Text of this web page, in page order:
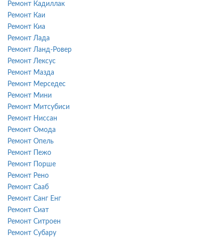
Ремонт Кадиллак
Ремонт Каи
Ремонт Киа
Ремонт Лада
Ремонт Ланд-Ровер
Ремонт Лексус
Ремонт Мазда
Ремонт Мерседес
Ремонт Мини
Ремонт Митсубиси
Ремонт Ниссан
Ремонт Омода
Ремонт Опель
Ремонт Пежо
Ремонт Порше
Ремонт Рено
Ремонт Сааб
Ремонт Санг Енг
Ремонт Сиат
Ремонт Ситроен
Ремонт Субару